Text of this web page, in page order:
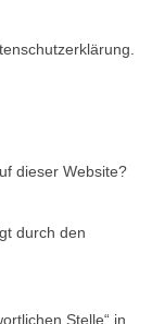
dieser Website?
durch den
Stelle“ in